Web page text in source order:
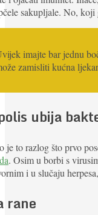
sakupljale. No,
imajte bar jednu
zamisliti kućna
ubija
je to razlog što prvo
. Osim u borbi s
i u slučaju
rane